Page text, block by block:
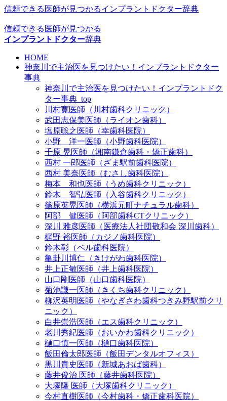
信頼できる医師が見つかるインプラントドクター辞典
信頼できる医師が見つかる
インプラントドクター辞典
HOME
神奈川で主治医を見つけたい！インプラントドクター
事典
神奈川で主治医を見つけたい！インプラントドク
ター事典_top
川村寛医師（川村歯科クリニック）
武田志保美医師（ライオン歯科）
塩原聡之医師（幸歯科医院）
小野 洋一医師（小野歯科医院）
千原 晃医師（湘南鎌倉歯科・矯正歯科）
西村 一郎医師（ざま駅前歯科医院）
西村 美奈医師（むさし歯科医院）
梅本 和也医師（うめ歯科クリニック）
鈴木 智弘医師（入谷歯科クリニック）
篠原英晃医師（横浜元町ナチュラル歯科）
阿部 健医師（阿部歯科CTクリニック）
深川 雅彦医師（医療法人社団敬和会 深川歯科）
梶野 裕医師（カジノ歯科医院）
鈴木彰（ベル歯科医院）
亀卦川博仁（きけがわ歯科医院）
井上正敏医師（井上歯科医院）
山口剛医師（山口歯科医院）
菊池謙一医師（きくち歯科クリニック）
柳沢英明医師（やなぎさわ歯科つきみ野駅前クリ
ニック）
白井崇浩医師（エス歯科クリニック）
老川秀紀医師（おいかわ歯科クリニック）
樋口慎一医師（樋口歯科医院）
飯田倫太郎医師（飯田デンタルオフィス）
黒川貴史医師（新城あおば歯科）
藤井俊治 医師（藤井歯科医院）
大塚隆 医師（大塚歯科クリニック）
今村直樹医師（今村歯科・矯正歯科医院）